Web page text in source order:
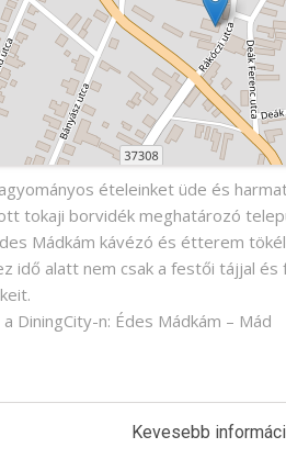
ételeinket üde és
tokaji borvidék meghatározó
Mádkám kávézó és étterem
idő alatt nem csak a festői tájjal
DiningCity-n: Édes Mádkám – Mád
Kevesebb